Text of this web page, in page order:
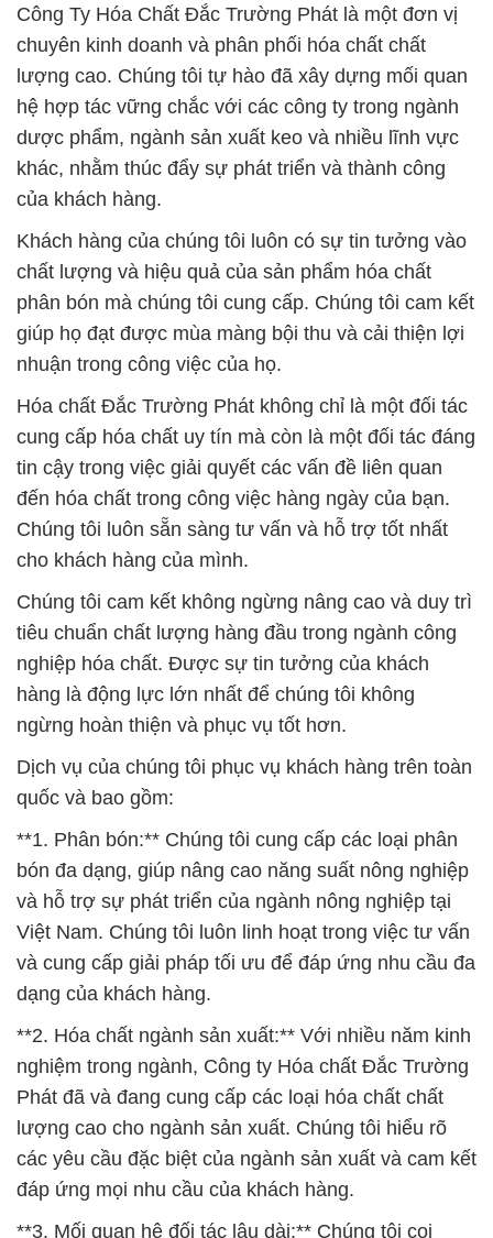
Công Ty Hóa Chất Đắc Trường Phát là một đơn vị
chuyên kinh doanh và phân phối hóa chất chất
lượng cao. Chúng tôi tự hào đã xây dựng mối quan
hệ hợp tác vững chắc với các công ty trong ngành
dược phẩm, ngành sản xuất keo và nhiều lĩnh vực
khác, nhằm thúc đẩy sự phát triển và thành công
của khách hàng.
Khách hàng của chúng tôi luôn có sự tin tưởng vào
chất lượng và hiệu quả của sản phẩm hóa chất
phân bón mà chúng tôi cung cấp. Chúng tôi cam kết
giúp họ đạt được mùa màng bội thu và cải thiện lợi
nhuận trong công việc của họ.
Hóa chất Đắc Trường Phát không chỉ là một đối tác
cung cấp hóa chất uy tín mà còn là một đối tác đáng
tin cậy trong việc giải quyết các vấn đề liên quan
đến hóa chất trong công việc hàng ngày của bạn.
Chúng tôi luôn sẵn sàng tư vấn và hỗ trợ tốt nhất
cho khách hàng của mình.
Chúng tôi cam kết không ngừng nâng cao và duy trì
tiêu chuẩn chất lượng hàng đầu trong ngành công
nghiệp hóa chất. Được sự tin tưởng của khách
hàng là động lực lớn nhất để chúng tôi không
ngừng hoàn thiện và phục vụ tốt hơn.
Dịch vụ của chúng tôi phục vụ khách hàng trên toàn
quốc và bao gồm:
**1. Phân bón:** Chúng tôi cung cấp các loại phân
bón đa dạng, giúp nâng cao năng suất nông nghiệp
và hỗ trợ sự phát triển của ngành nông nghiệp tại
Việt Nam. Chúng tôi luôn linh hoạt trong việc tư vấn
và cung cấp giải pháp tối ưu để đáp ứng nhu cầu đa
dạng của khách hàng.
**2. Hóa chất ngành sản xuất:** Với nhiều năm kinh
nghiệm trong ngành, Công ty Hóa chất Đắc Trường
Phát đã và đang cung cấp các loại hóa chất chất
lượng cao cho ngành sản xuất. Chúng tôi hiểu rõ
các yêu cầu đặc biệt của ngành sản xuất và cam kết
đáp ứng mọi nhu cầu của khách hàng.
**3. Mối quan hệ đối tác lâu dài:** Chúng tôi coi